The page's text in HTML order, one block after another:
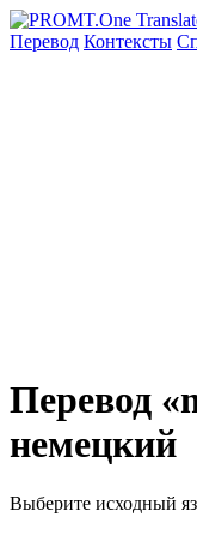
Перевод Контексты
Перевод
немецкий
Выберите исходный